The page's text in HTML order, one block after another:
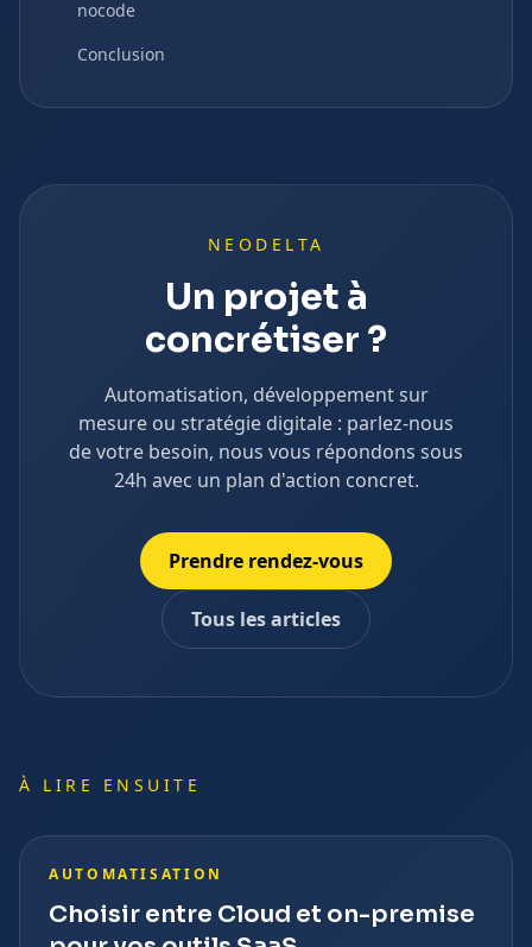
nocode
Conclusion
NEODELTA
Un projet à
concrétiser ?
Automatisation, développement sur
mesure ou stratégie digitale : parlez-nous
de votre besoin, nous vous répondons sous
24h avec un plan d'action concret.
Prendre rendez-vous
Tous les articles
À LIRE ENSUITE
AUTOMATISATION
Choisir entre Cloud et on-premise